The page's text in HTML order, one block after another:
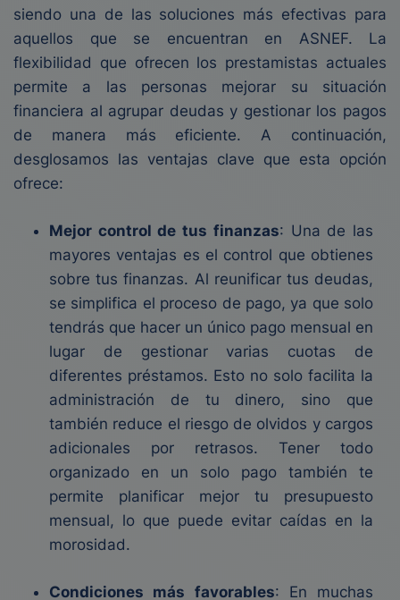
siendo una de las soluciones más efectivas para
aquellos que se encuentran en ASNEF. La
flexibilidad que ofrecen los prestamistas actuales
permite a las personas mejorar su situación
financiera al agrupar deudas y gestionar los pagos
de manera más eficiente. A continuación,
desglosamos las ventajas clave que esta opción
ofrece:
Mejor control de tus finanzas: Una de las
mayores ventajas es el control que obtienes
sobre tus finanzas. Al reunificar tus deudas,
se simplifica el proceso de pago, ya que solo
tendrás que hacer un único pago mensual en
lugar de gestionar varias cuotas de
diferentes préstamos. Esto no solo facilita la
administración de tu dinero, sino que
también reduce el riesgo de olvidos y cargos
adicionales por retrasos. Tener todo
organizado en un solo pago también te
permite planificar mejor tu presupuesto
mensual, lo que puede evitar caídas en la
morosidad.
Condiciones más favorables: En muchas